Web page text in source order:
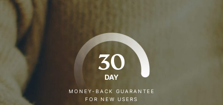
30
DAY
MONEY-BACK GUARANTEE
FOR NEW USERS